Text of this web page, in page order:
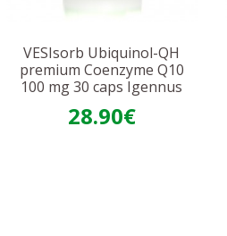
VESIsorb Ubiquinol-QH
premium Coenzyme Q10
100 mg 30 caps Igennus
28.90€